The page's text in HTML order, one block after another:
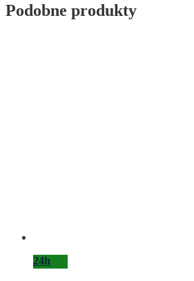
Podobne produkty
24h